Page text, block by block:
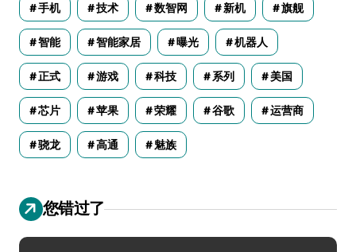
手机 技术 数智网 新机 旗舰
智能 智能家居 曝光 机器人
正式 游戏 科技 系列 美国
芯片 苹果 荣耀 谷歌 运营商
骁龙 高通 魅族
您错过了